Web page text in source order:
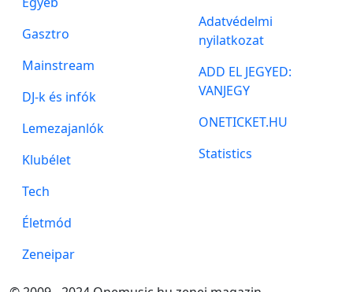
Gasztro
Mainstream
DJ-k és infók
Lemezajanlók
Klubélet
Tech
Életmód
Zeneipar
Adatvédelmi
nyilatkozat
ADD EL JEGYED:
VANJEGY
ONETICKET.HU
Statistics